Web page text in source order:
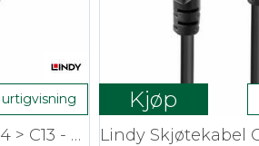
Lindy Skjøtekabel C14 > C13 - 0,5 m
Kjøp